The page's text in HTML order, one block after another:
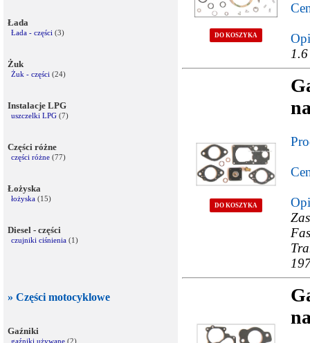
Łada
Łada - części (3)
Żuk
Żuk - części (24)
Instalacje LPG
uszczelki LPG (7)
Części różne
części różne (77)
Łożyska
łożyska (15)
Diesel - części
czujniki ciśnienia (1)
» Części motocyklowe
Gaźniki
gaźniki używane (2)
DO KOSZYKA
DO KOSZYKA